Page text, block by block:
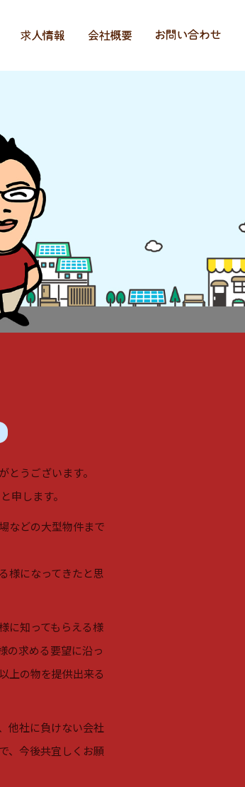
とうございます。
申します。
などの大型物件まで
様になってきたと思
に知ってもらえる様
の求める要望に沿っ
上の物を提供出来る
他社に負けない会社
、今後共宜しくお願